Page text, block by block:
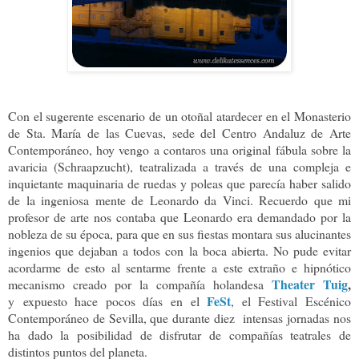
Con el sugerente escenario de un otoñal atardecer en el Monasterio
de Sta. María de las Cuevas, sede del Centro Andaluz de Arte
Contemporáneo, hoy vengo a contaros una original fábula sobre la
avaricia (Schraapzucht), teatralizada a través de una compleja e
inquietante maquinaria de ruedas y poleas que parecía haber salido
de la ingeniosa mente de Leonardo da Vinci. Recuerdo que mi
profesor de arte nos contaba que Leonardo era demandado por la
nobleza de su época, para que en sus fiestas montara sus alucinantes
ingenios que dejaban a todos con la boca abierta. No pude evitar
acordarme de esto al sentarme frente a este extraño e hipnótico
mecanismo creado por la compañía holandesa Theater Tuig,
y expuesto hace pocos días en elFeSt, el Festival Escénico
Contemporáneo de Sevilla, que durante diez intensas jornadas nos
ha dado la posibilidad de disfrutar de compañías teatrales de
distintos puntos del planeta.